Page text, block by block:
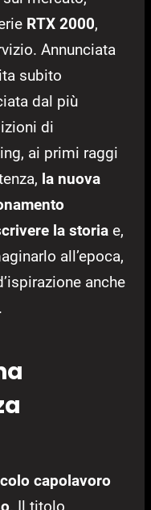
RTX 2000,
Annunciata
subito
dal più
di
ai primi raggi
la nuova
la storia e,
all’epoca,
anche
capolavoro